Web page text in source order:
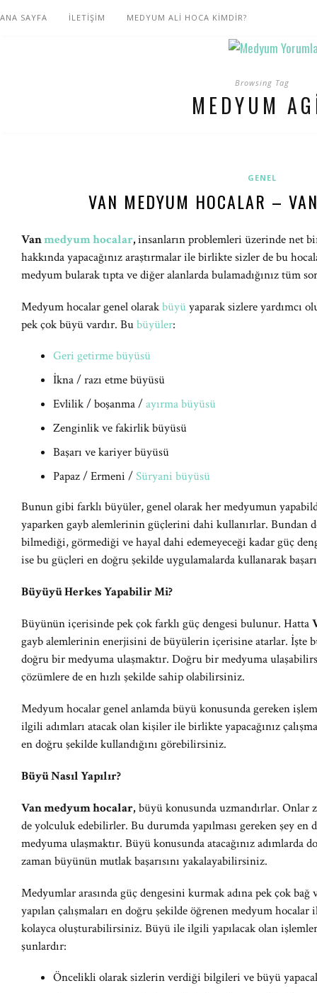
ANA SAYFA İLETİŞİM MEDYUM ALİ HOCA KİMDİR?
Browsing Tag
MEDYUM
GENEL
VAN MEDYUM HOCALAR –
Vanmedyum hocalar,insanların problemleri üzerinde net
hakkında yapacağınız araştırmalar ile birlikte sizler de bu
medyum bularak tıpta ve diğer alanlarda bulamadığınız tüm
Medyum hocalar genel olarakbüyü yaparak sizlere yardımcı
pek çok büyü vardır. Bubüyüler:
Geri getirme büyüsü
İkna / razı etme büyüsü
Evlilik / boşanma /ayırma büyüsü
Zenginlik ve fakirlik büyüsü
Başarı ve kariyer büyüsü
Papaz / Ermeni /Süryani büyüsü
Bunun gibi farklı büyüler, genel olarak her medyumun
yaparken gayb alemlerinin güçlerini dahi kullanırlar. Bundan
bilmediği, görmediği ve hayal dahi edemeyeceği kadar güç
ise bu güçleri en doğru şekilde uygulamalarda kullanarak
Büyüyü Herkes Yapabilir Mi?
Büyünün içerisinde pek çok farklı güç dengesi bulunur. Hatta
gayb alemlerinin enerjisini de büyülerin içerisine atarlar. İşte
doğru bir medyuma ulaşmaktır. Doğru bir medyuma
çözümlere de en hızlı şekilde sahip olabilirsiniz.
Medyum hocalar genel anlamda büyü konusunda gereken
ilgili adımları atacak olan kişiler ile birlikte yapacağınız
en doğru şekilde kullandığını görebilirsiniz.
Büyü Nasıl Yapılır?
Van medyum hocalar,büyü konusunda uzmandırlar. Onlar
de yolculuk edebilirler. Bu durumda yapılması gereken şey en
medyuma ulaşmaktır. Büyü konusunda atacağınız adımlarda
zaman büyünün mutlak başarısını yakalayabilirsiniz.
Medyumlar arasında güç dengesini kurmak adına pek çok
yapılan çalışmaları en doğru şekilde öğrenen medyum
kolayca oluşturabilirsiniz. Büyü ile ilgili yapılacak olan
şunlardır:
Öncelikli olarak sizlerin verdiği bilgileri ve büyü